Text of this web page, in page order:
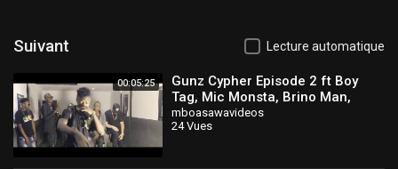
Suivant Lecture automatique
00:05:25
Gunz Cypher Episode 2 ft Boy
Tag, Mic Monsta, Brino Man,
Kikoh and Groovie Selecta
mboasawavideos
24 Vues